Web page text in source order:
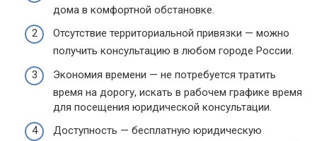
дома в комфортной обстановке.
Отсутствие территориальной привязки — можно
получить консультацию в любом городе России.
Экономия времени — не потребуется тратить
время на дорогу, искать в рабочем графике время
для посещения юридической консультации.
Доступность — бесплатную юридическую